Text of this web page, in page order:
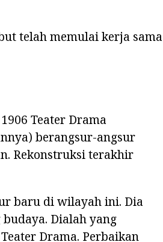
telah memulai kerja sama
Teater Drama
berangsur-angsur
Rekonstruksi terakhir
baru di wilayah ini. Dia
Dialah yang
Drama. Perbaikan